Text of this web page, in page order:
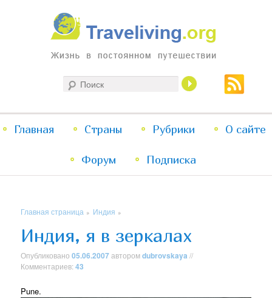
Traveliving
Жизнь в постоянном путешествии
меню
Перейти
к
Перейти
к
Главная Страны Рубрики О сайте
Форум Подписка
Главная страница » Индия »
Индия, я в зеркалах
Опубликовано05.06.2007авторомdubrovskaya //
Комментариев:43
Pune.